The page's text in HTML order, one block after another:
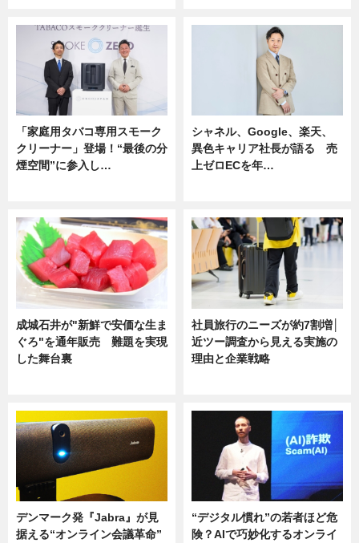
「家庭用タバコ専用スモーク
クリーナー」登場！“最後の分
煙空間”に参入し…
シャネル、Google、楽天、
異色キャリア社長が語る 売
上ゼロECを年…
成城石井が"新鮮で安価な生ま
ぐろ"を通年販売 難題を実現
した舞台裏
社員旅行のニーズが約7割増│
近ツー調査から見える実施の
理由と企業戦略
デンマーク発『Jabra』が見
据える“オンライン会議革命”
“デジタル慣れ”の若者ほど危
険？AIで巧妙化するオンライ